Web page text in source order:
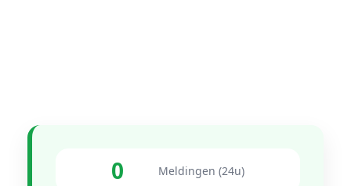
0 Meldingen (24u)